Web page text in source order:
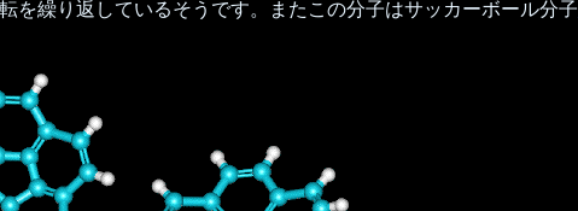
を繰り返しているそうです。またこの分子はサッカーボール分子